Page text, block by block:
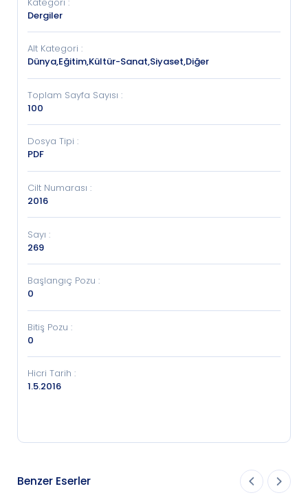
Dergiler
Alt Kategori :
Dünya,Eğitim,Kültür-Sanat,Siyaset,Diğer
Toplam Sayfa Sayısı :
100
Dosya Tipi :
PDF
Cilt Numarası :
2016
Sayı :
269
Başlangıç Pozu :
0
Bitiş Pozu :
0
Hicri Tarih :
1.5.2016
Benzer Eserler